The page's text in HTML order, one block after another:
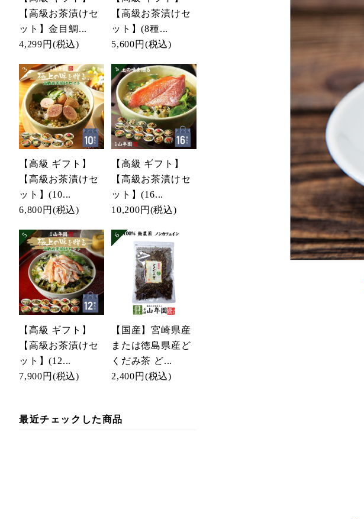
【高級お茶漬けセ
ット】金目鯛...
4,299円 (税込)
【高級お茶漬けセ
ット】(8種...
5,600円 (税込)
【高級 ギフト】
【高級お茶漬けセ
ット】(10...
6,800円 (税込)
【高級 ギフト】
【高級お茶漬けセ
ット】(16...
10,200円 (税込)
【高級 ギフト】
【高級お茶漬けセ
ット】(12...
7,900円 (税込)
【国産】宮崎県産
または徳島県産ど
くだみ茶 ど...
2,400円 (税込)
最近チェックした商品